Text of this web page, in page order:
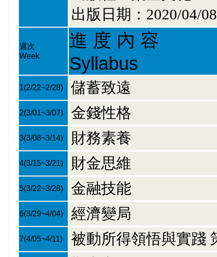
出版日期：2020/04/08
週次
Week
進 度 內 容
Syllabus
1(2/22~2/28) 儲蓄致遠
2(3/01~3/07) 金錢性格
3(3/08~3/14) 財務素養
4(3/15~3/21) 財金思維
5(3/22~3/28) 金融技能
6(3/29~4/04) 經濟變局
7(4/05~4/11) 被動所得領悟與實踐